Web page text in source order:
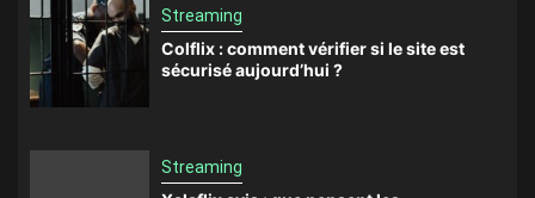
Streaming
Colflix : comment vérifier si le site est
sécurisé aujourd’hui ?
Streaming